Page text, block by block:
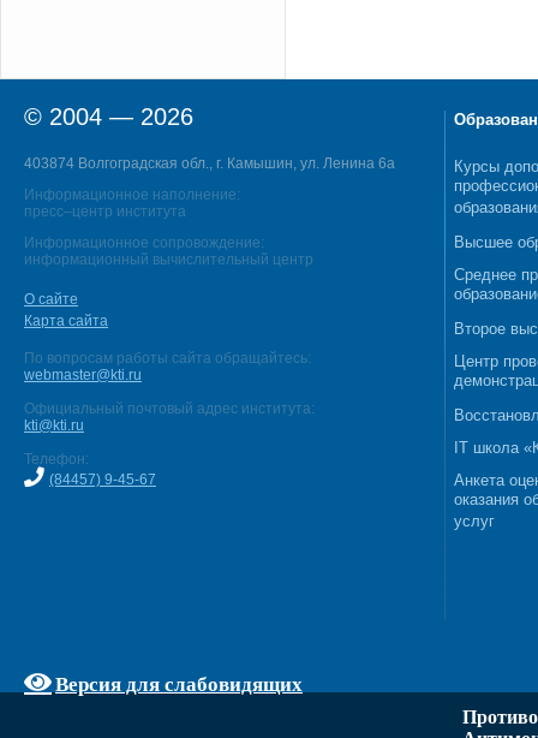
© 2004 — 2026
403874 Волгоградская обл., г. Камышин, ул. Ленина 6а
Информационное наполнение:
пресс–центр института
Информационное сопровождение:
информационный вычислительный центр
О сайте
Карта сайта
По вопросам работы сайта обращайтесь:
webmaster@kti.ru
Официальный почтовый адрес института:
kti@kti.ru
Телефон:
(84457) 9-45-67
Версия для слабовидящих
Курсы
Высшее
Среднее
Второе
Центр
IT школа
Анкета
оказания
услуг